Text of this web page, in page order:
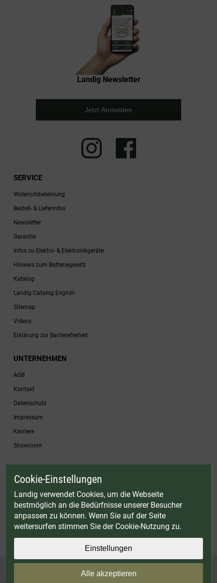
Landig Newsletter
Jetzt Anmelden
SERVICE
Widerrufsbelehrung
Bestell- & Lieferinfos
Newsletter
Garantie
Infos zu Elektro- & Elektronikgeräte
Hinweis zum Batteriegesetz
Katalog
Landig Catalog English
Sitemap
Videos
Erklärung zur Barrierefreiheit
UNTERNEHMEN
AGB
Kontakt
Datenschutz
Impressum
Karriere
Showroom
* Gültig bis einschließlich 17.08.2026. Keine Barauszahlung möglich. Nicht mit
Zubehörartikel. Nicht einlösbar auf bereits rabattierte Sets.
© Landig 1982-2026 (44 Jahre Qualität)
Alle Preise inkl. gesetzl. Mehrwertsteuer, zuzüglich Versandkosten
Weitere Marken oder Shops der Landig + Lava GmbH & Co. KG: LAVA - Vakuumiergeräte
DRY AGER - Reifeschränke|VIESSMANN - Kühlzellen
Cookie-Einstellungen
Landig verwendet Cookies, um die Webseite
bestmöglich an die Bedürfnisse unserer Besucher
anpassen zu können. Wenn Sie auf der Seite
weitersurfen stimmen Sie der Cookie-Nutzung zu.
Einstellungen
Alle akzeptieren